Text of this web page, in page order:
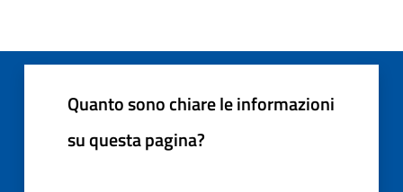
Quanto sono chiare le informazioni
su questa pagina?